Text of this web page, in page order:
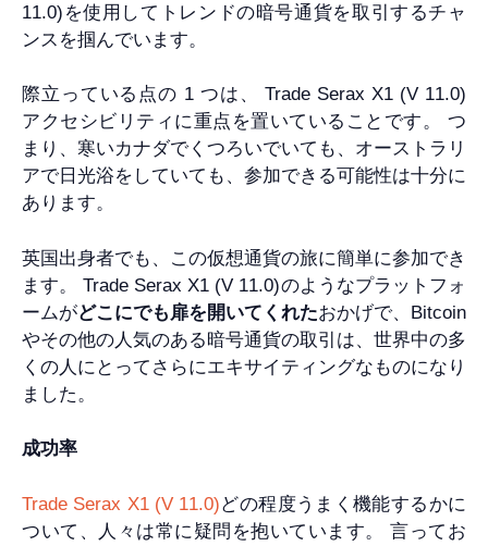
11.0)を使用してトレンドの暗号通貨を取引するチャ
ンスを掴んでいます。
際立っている点の 1 つは、 Trade Serax X1 (V 11.0)
アクセシビリティに重点を置いていることです。 つ
まり、寒いカナダでくつろいでいても、オーストラリ
アで日光浴をしていても、参加できる可能性は十分に
あります。
英国出身者でも、この仮想通貨の旅に簡単に参加でき
ます。 Trade Serax X1 (V 11.0)のようなプラットフォ
ームがどこにでも扉を開いてくれたおかげで、Bitcoin
やその他の人気のある暗号通貨の取引は、世界中の多
くの人にとってさらにエキサイティングなものになり
ました。
成功率
Trade Serax X1 (V 11.0)どの程度うまく機能するかに
ついて、人々は常に疑問を抱いています。 言ってお